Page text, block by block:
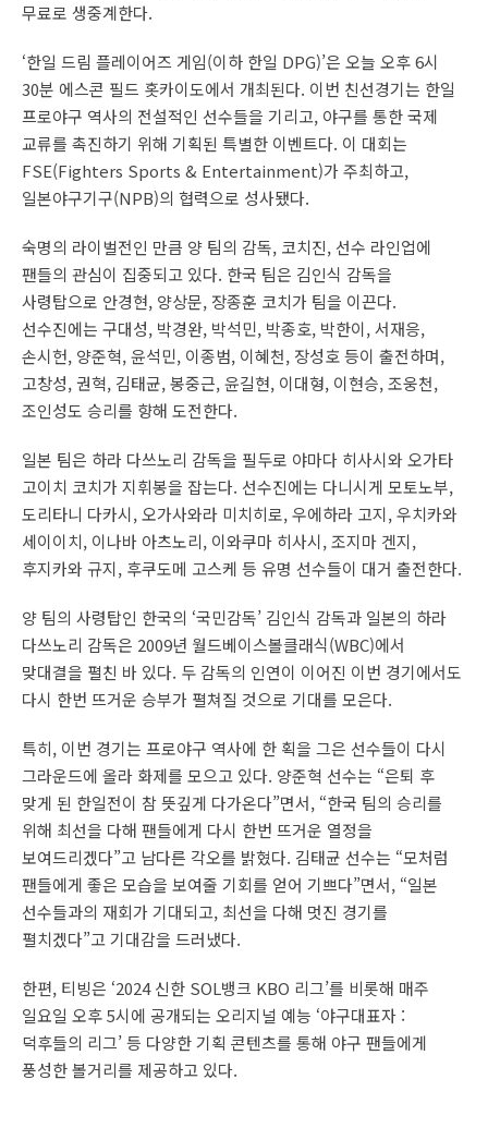
무료로 생중계한다.
‘한일 드림 플레이어즈 게임(이하 한일 DPG)’은 오늘 오후 6시
30분 에스콘 필드 홋카이도에서 개최된다. 이번 친선경기는 한일
프로야구 역사의 전설적인 선수들을 기리고, 야구를 통한 국제
교류를 촉진하기 위해 기획된 특별한 이벤트다. 이 대회는
FSE(Fighters Sports & Entertainment)가 주최하고,
일본야구기구(NPB)의 협력으로 성사됐다.
숙명의 라이벌전인 만큼 양 팀의 감독, 코치진, 선수 라인업에
팬들의 관심이 집중되고 있다. 한국 팀은 김인식 감독을
사령탑으로 안경현, 양상문, 장종훈 코치가 팀을 이끈다.
선수진에는 구대성, 박경완, 박석민, 박종호, 박한이, 서재응,
손시헌, 양준혁, 윤석민, 이종범, 이혜천, 장성호 등이 출전하며,
고창성, 권혁, 김태균, 봉중근, 윤길현, 이대형, 이현승, 조웅천,
조인성도 승리를 향해 도전한다.
일본 팀은 하라 다쓰노리 감독을 필두로 야마다 히사시와 오가타
고이치 코치가 지휘봉을 잡는다. 선수진에는 다니시게 모토노부,
도리타니 다카시, 오가사와라 미치히로, 우에하라 고지, 우치카와
세이이치, 이나바 아츠노리, 이와쿠마 히사시, 조지마 겐지,
후지카와 규지, 후쿠도메 고스케 등 유명 선수들이 대거 출전한다.
양 팀의 사령탑인 한국의 ‘국민감독’ 김인식 감독과 일본의 하라
다쓰노리 감독은 2009년 월드베이스볼클래식(WBC)에서
맞대결을 펼친 바 있다. 두 감독의 인연이 이어진 이번 경기에서도
다시 한번 뜨거운 승부가 펼쳐질 것으로 기대를 모은다.
특히, 이번 경기는 프로야구 역사에 한 획을 그은 선수들이 다시
그라운드에 올라 화제를 모으고 있다. 양준혁 선수는 “은퇴 후
맞게 된 한일전이 참 뜻깊게 다가온다”면서, “한국 팀의 승리를
위해 최선을 다해 팬들에게 다시 한번 뜨거운 열정을
보여드리겠다”고 남다른 각오를 밝혔다. 김태균 선수는 “모처럼
팬들에게 좋은 모습을 보여줄 기회를 얻어 기쁘다”면서, “일본
선수들과의 재회가 기대되고, 최선을 다해 멋진 경기를
펼치겠다”고 기대감을 드러냈다.
한편, 티빙은 ‘2024 신한 SOL뱅크 KBO 리그’를 비롯해 매주
일요일 오후 5시에 공개되는 오리지널 예능 ‘야구대표자 :
덕후들의 리그’ 등 다양한 기획 콘텐츠를 통해 야구 팬들에게
풍성한 볼거리를 제공하고 있다.